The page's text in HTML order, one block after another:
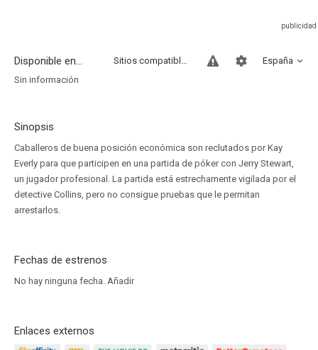
Disponible en... España
Sitios compatibles
Sin información
Sinopsis
Caballeros de buena posición económica son reclutados por Kay
Everly para que participen en una partida de póker con Jerry Stewart,
un jugador profesional. La partida está estrechamente vigilada por el
detective Collins, pero no consigue pruebas que le permitan
arrestarlos.
Fechas de estrenos
No hay ninguna fecha. Añadir
Enlaces externos